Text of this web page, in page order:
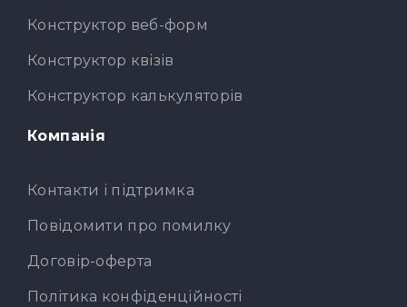
Конструктор веб-форм
Конструктор квізів
Конструктор калькуляторів
Компанія
Контакти і підтримка
Повідомити про помилку
Договір-оферта
Політика конфіденційності